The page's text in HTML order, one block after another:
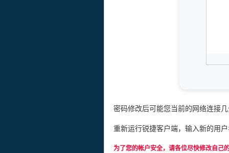
密码修改后可能您当前的网络连接
重新运行锐捷客户端，输入新的用
为了您的帐户安全，请各位尽快修改自己